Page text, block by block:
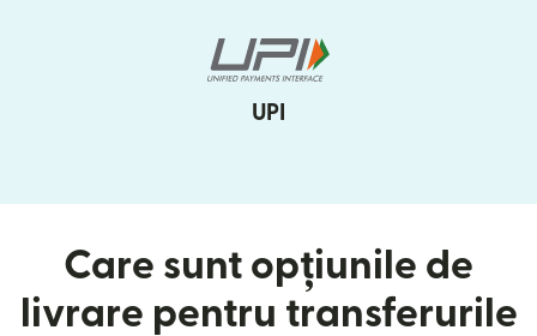
UPI
Care sunt opțiunile de
livrare pentru transferurile